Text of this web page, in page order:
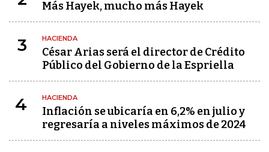
Más Hayek, mucho más Hayek
3 HACIENDA
César Arias será el director de Crédito
Público del Gobierno de la Espriella
4 HACIENDA
Inflación se ubicaría en 6,2% en julio y
regresaría a niveles máximos de 2024